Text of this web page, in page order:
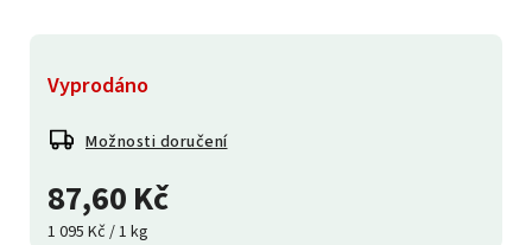
87,60 Kč
1 095 Kč / 1 kg
Vyprodáno
Možnosti doručení